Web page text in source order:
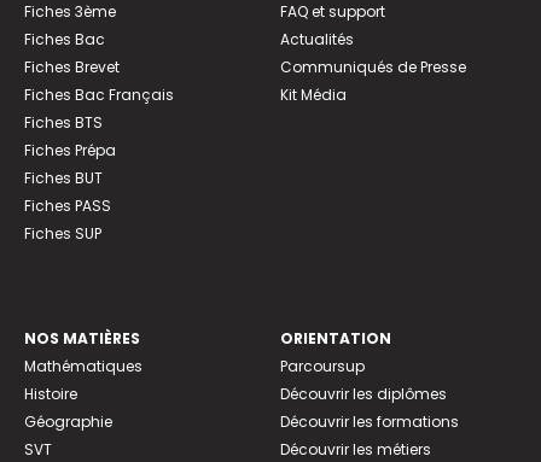
Fiches 3ème
Fiches Bac
Fiches Brevet
Fiches Bac Français
Fiches BTS
Fiches Prépa
Fiches BUT
Fiches PASS
Fiches SUP
FAQ et support
Actualités
Communiqués de Presse
Kit Média
NOS MATIÈRES
Mathématiques
Histoire
Géographie
SVT
ORIENTATION
Parcoursup
Découvrir les diplômes
Découvrir les formations
Découvrir les métiers